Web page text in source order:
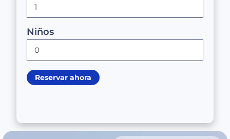
Niños
Reservar ahora